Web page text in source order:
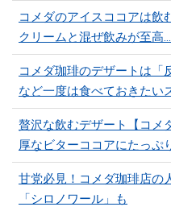
コメダのアイスココアは飲
クリームと混ぜ飲みが至高…
コメダ珈琲のデザートは「
など一度は食べておきたい
贅沢な飲むデザート【コメ
厚なビターココアにたっぷ
甘党必見！コメダ珈琲店の
「シロノワール」も